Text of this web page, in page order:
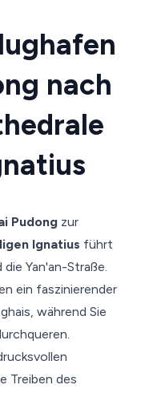
nach
Pudong zur
Ignatius führt
Yan'an-Straße.
ein faszinierender
während Sie
Treiben des